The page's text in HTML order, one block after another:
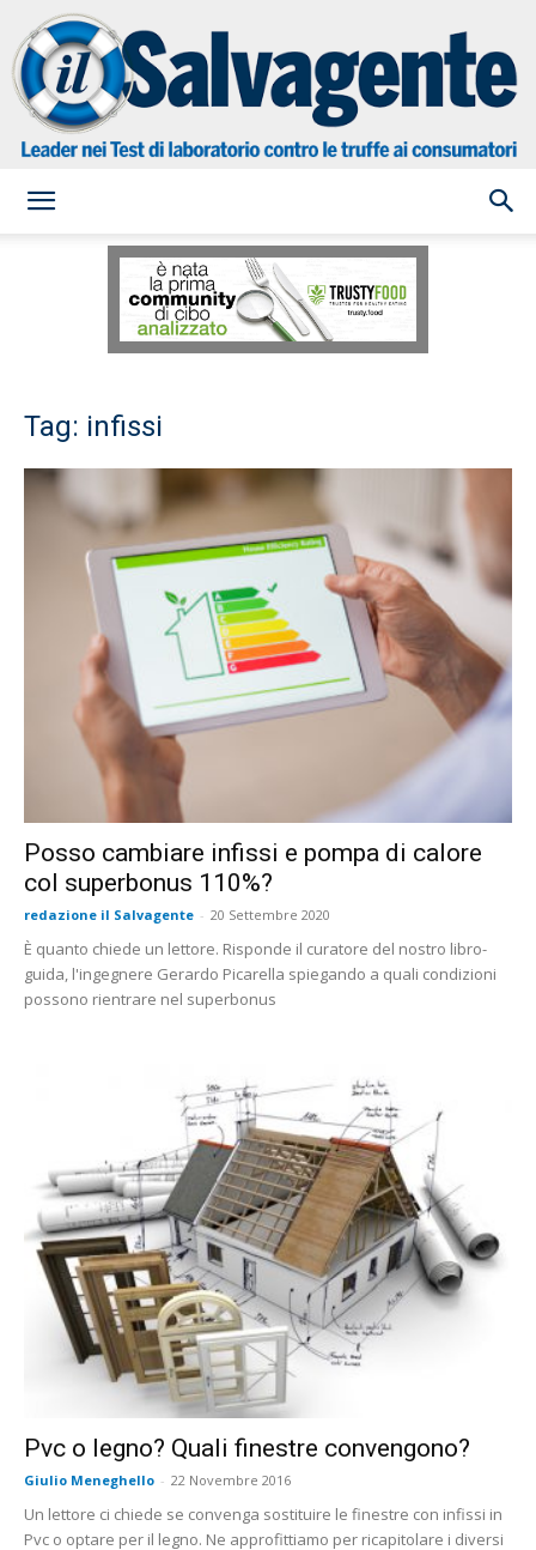
Salvagente
Tag: infissi
Posso cambiare infissi e pompa di calore
col superbonus 110%?
redazione il Salvagente - 20 Settembre 2020
È quanto chiede un lettore. Risponde il curatore del nostro libro-
guida, l'ingegnere Gerardo Picarella spiegando a quali condizioni
possono rientrare nel superbonus
Pvc o legno? Quali finestre convengono?
Giulio Meneghello - 22 Novembre 2016
Un lettore ci chiede se convenga sostituire le finestre con infissi in
Pvc o optare per il legno. Ne approfittiamo per ricapitolare i diversi